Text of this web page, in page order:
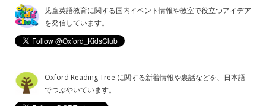
児童英語教育に関する国内イベント情報や教室で役立つアイデア
を発信しています。
Oxford Reading Tree に関する新着情報や裏話などを、日本語
でつぶやいています。